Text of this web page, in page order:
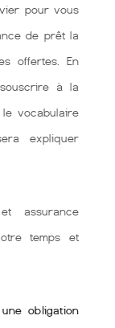
pour vous
de prêt la
offertes. En
à la
vocabulaire
expliquer
assurance
temps et
obligation